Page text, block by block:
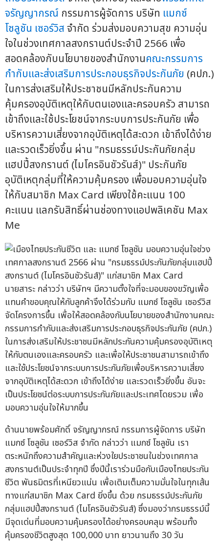
จรัญญากรณ์ กรรมการผู้จัดการ บริษัท แมกซ์
โซลูชัน เซอร์วิสจำกัด ร่วมส่งมอบความสุข ความอุ่น
ใจในช่วงเทศกาลสงกรานต์ประจำปี 2566 เพื่อ
สอดคล้องกับนโยบายของสำนักงานคณะกรรมการ
กำกับและส่งเสริมการประกอบธุรกิจประกันภัย (คปภ.)
ในการส่งเสริมให้ประชาชนมีหลักประกันความ
คุ้มครองอุบัติเหตุให้กับตนเองและครอบครัว สามารถ
เข้าถึงและใช้ประโยชน์จากระบบการประกันภัย เพื่อ
บริหารความเสี่ยงจากอุบัติเหตุได้สะดวก เข้าถึงได้ง่าย
และรวดเร็วยิ่งขึ้น ผ่าน "กรมธรรม์ประกันภัยกลุ่ม
แฮปปี้สงกรานต์ (ไมโครอินชัวรันส์)" ประกันภัย
อุบัติเหตุกลุ่มที่ให้ความคุ้มครอง เพื่อมอบความอุ่นใจ
ให้กับสมาชิก Max Card เพียงใช้คะแนน 100
คะแนน แลกรับสิทธิ์ผ่านช่องทางแอปพลิเคชัน Max
Me
นายสาระ กล่าวว่า บริษัทฯ มีความตั้งใจที่จะมอบของขวัญเพื่อ
แทนคำขอบคุณให้กับลูกค้าจึงได้ร่วมกับ แมกซ์ โซลูชัน เซอร์วิส
จัดโครงการขึ้น เพื่อให้สอดคล้องกับนโยบายของสำนักงานคณะ
กรรมการกำกับและส่งเสริมการประกอบธุรกิจประกันภัย (คปภ.)
ในการส่งเสริมให้ประชาชนมีหลักประกันความคุ้มครองอุบัติเหตุ
ให้กับตนเองและครอบครัว และเพื่อให้ประชาชนสามารถเข้าถึง
และใช้ประโยชน์จากระบบการประกันภัยเพื่อบริหารความเสี่ยง
จากอุบัติเหตุได้สะดวก เข้าถึงได้ง่าย และรวดเร็วยิ่งขึ้น อันจะ
เป็นประโยชน์ต่อระบบการประกันภัยและประเทศโดยรวม เพื่อ
มอบความอุ่นใจให้มากขึ้น
ด้านนายพร้อมศักดิ์ จรัญญากรณ์ กรรมการผู้จัดการ บริษัท
แมกซ์ โซลูชัน เซอร์วิส จำกัด กล่าวว่า แมกซ์ โซลูชัน เรา
ตระหนักถึงความสำคัญและห่วงใยประชาชนในช่วงเทศกาล
สงกรานต์เป็นประจำทุกปี ซึ่งปีนี้เราร่วมมือกับเมืองไทยประกัน
ชีวิต พันธมิตรที่เหนียวแน่น เพื่อเติมเต็มความมั่นใจในทุกเส้น
ทางแก่สมาชิก Max Card ยิ่งขึ้น ด้วย กรมธรรม์ประกันภัย
กลุ่มแฮปปี้สงกรานต์ (ไมโครอินชัวรันส์) ซึ่งมองว่ากรมธรรม์นี้
มีจุดเด่นที่มอบความคุ้มครองได้อย่างครอบคลุม พร้อมทั้ง
คุ้มครองชีวิตสูงสุด 100,000 บาท ยาวนานถึง 30 วัน